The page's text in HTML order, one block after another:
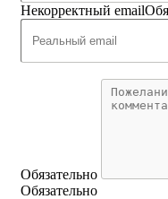
Некорректный email
Обязательно
Обязательно